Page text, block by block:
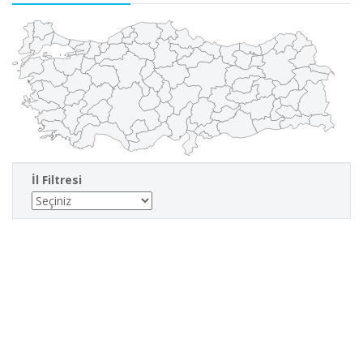
İl Filtresi